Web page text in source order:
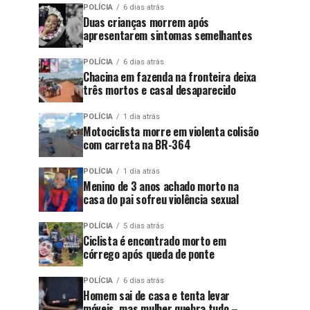
POLÍCIA 6 dias atrás
Duas crianças morrem após
apresentarem sintomas semelhantes
POLÍCIA 6 dias atrás
Chacina em fazenda na fronteira deixa
três mortos e casal desaparecido
POLÍCIA 1 dia atrás
Motociclista morre em violenta colisão
com carreta na BR-364
POLÍCIA 1 dia atrás
Menino de 3 anos achado morto na
casa do pai sofreu violência sexual
POLÍCIA 5 dias atrás
Ciclista é encontrado morto em
córrego após queda de ponte
POLÍCIA 6 dias atrás
Homem sai de casa e tenta levar